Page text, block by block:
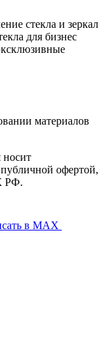
стекла и зеркал
для бизнес
материалов
носит
офертой,
РФ.
в MAX